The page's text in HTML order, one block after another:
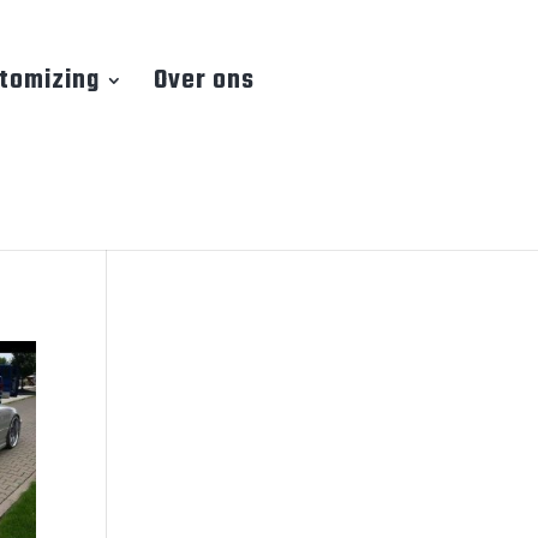
Over ons